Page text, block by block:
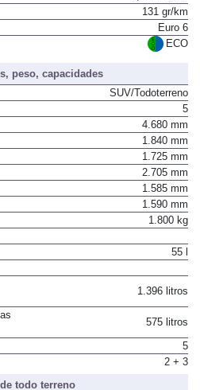
5,8 l/100 km
131 gr/km
Euro 6
peso, capacidades
SUV/Todoterreno
5
4.680 mm
1.840 mm
1.725 mm
2.705 mm
1.585 mm
1.590 mm
5